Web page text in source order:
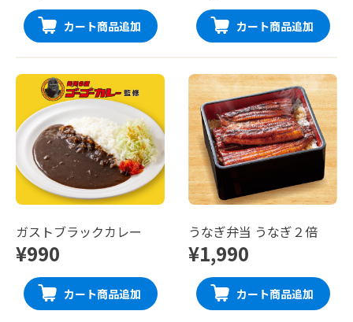
カート商品追加 カート商品追加
ガストブラックカレー
¥990
カート商品追加
うなぎ弁当 うなぎ２倍
¥1,990
カート商品追加